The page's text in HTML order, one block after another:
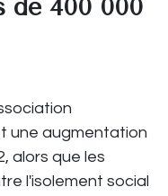
de 400 000
une augmentation
alors que les
l'isolement social